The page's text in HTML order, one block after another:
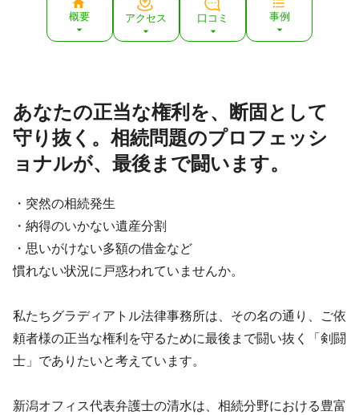
概要 アクセス 口コミ 事例
あなたの正当な権利を、断固として
守り抜く。相続問題のプロフェッシ
ョナルが、最後まで闘います。
・突然の相続発生
・納得のいかない遺産分割
・思いがけない多額の借金など
慣れない状況に戸惑われていませんか。
私たちグラディアトル法律事務所は、その名の通り、ご依
頼者様の正当な権利を守るために最後まで闘い抜く「剣闘
士」でありたいと考えています。
新潟オフィス代表弁護士の清水は、相続分野における豊富
オンライン面談可 / 事務所面談可
司法書士 / 行政書士 / 弁護士
債権回収／男女トラブル／インターネットトラブル／労働
問題／交通事故／借金問題／不動産トラブル／刑事事件／
企業法務・顧問／知財戦略